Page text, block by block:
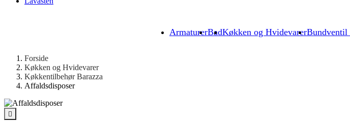
ArmaturerBadKøkken og HvidevarerBundventil
Forside
Køkken og Hvidevarer
Køkkentilbehør Barazza
Affaldsdisposer
